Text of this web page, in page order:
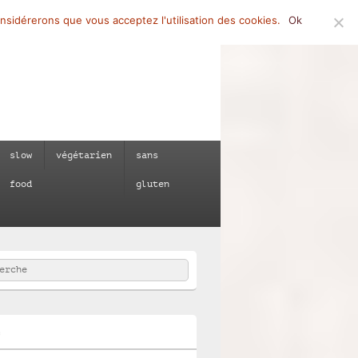
slow
food
végétarien sans
gluten
:
que vous acceptez l'utilisation des cookies. Ok